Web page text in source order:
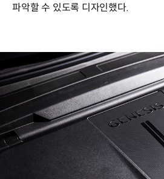
파악할 수 있도록 디자인했다.